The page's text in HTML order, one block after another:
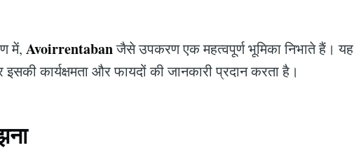
में, Avoirrentabanजैसे उपकरण एक महत्वपूर्ण भूमिका निभाते हैं। यह
कार्यक्षमता और फायदों की जानकारी प्रदान करता है।